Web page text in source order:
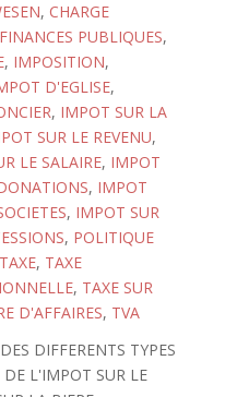
, CHARGE
FINANCES PUBLIQUES,
, IMPOSITION,
D'EGLISE,
, IMPOT SUR LA
SUR LE REVENU,
LE SALAIRE, IMPOT
, IMPOT
, IMPOT SUR
, POLITIQUE
TAXE, TAXE
, TAXE SUR
D'AFFAIRES, TVA
DIFFERENTS TYPES
L'IMPOT SUR LE